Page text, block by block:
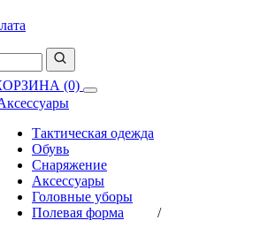
(0)
Тактическая одежда
Обувь
Снаряжение
Аксессуары
Головные уборы
Полевая форма
/